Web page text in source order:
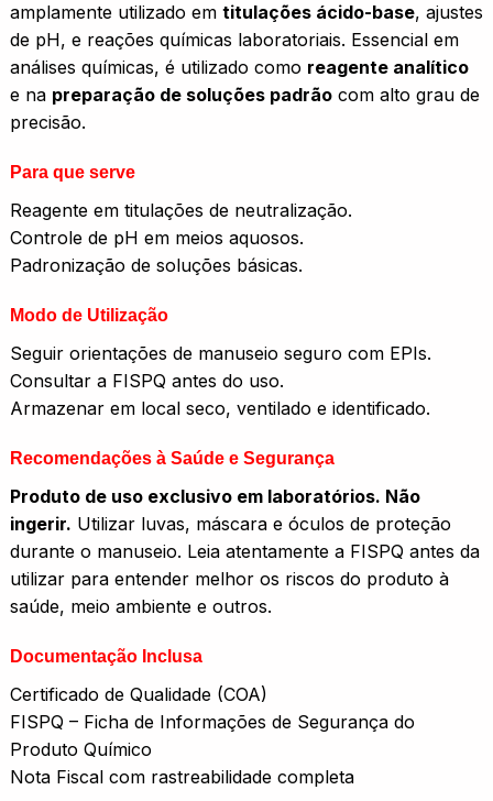
amplamente utilizado em titulações ácido-base, ajustes
de pH, e reações químicas laboratoriais. Essencial em
análises químicas, é utilizado como reagente analítico
e na preparação de soluções padrãocom alto grau de
precisão.
Para que serve
Reagente em titulações de neutralização.
Controle de pH em meios aquosos.
Padronização de soluções básicas.
Modo de Utilização
Seguir orientações de manuseio seguro com EPIs.
Consultar a FISPQ antes do uso.
Armazenar em local seco, ventilado e identificado.
Recomendações à Saúde e Segurança
Produto de uso exclusivo em laboratórios. Não
ingerir. Utilizar luvas, máscara e óculos de proteção
durante o manuseio. Leia atentamente a FISPQ antes da
utilizar para entender melhor os riscos do produto à
saúde, meio ambiente e outros.
Documentação Inclusa
Certificado de Qualidade (COA)
FISPQ – Ficha de Informações de Segurança do
Produto Químico
Nota Fiscal com rastreabilidade completa